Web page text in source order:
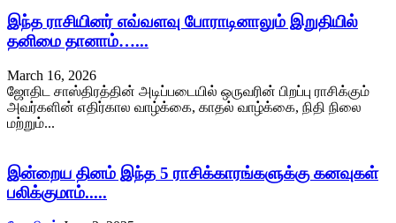
இந்த ராசியினர் எவ்வளவு போராடினாலும் இறுதியில்
தனிமை தானாம்…...
March 16, 2026
ஜோதிட சாஸ்திரத்தின் அடிப்படையில் ஒருவரின் பிறப்பு ராசிக்கும்
அவர்களின் எதிர்கால வாழ்க்கை, காதல் வாழ்க்கை, நிதி நிலை
மற்றும்...
இன்றைய தினம் இந்த 5 ராசிக்காரங்களுக்கு கனவுகள்
பலிக்குமாம்.....